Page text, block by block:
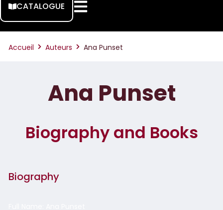
CATALOGUE
Accueil Auteurs Ana Punset
Ana Punset
Biography and Books
Biography